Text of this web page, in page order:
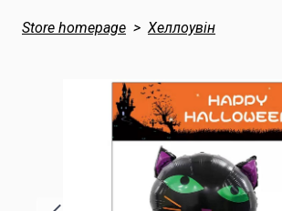
Store homepage Хеллоувін